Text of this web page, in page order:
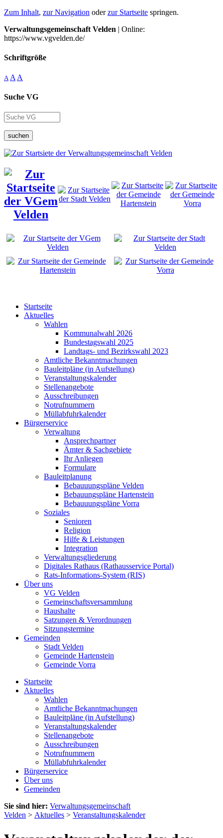
Zum Inhalt, zur Navigation oderzur Startseite springen.
Verwaltungsgemeinschaft Velden | Online:
https://www.vgvelden.de/
Schriftgröße
A A A
Suche VG
suchen
Startseite
Aktuelles
Wahlen
Kommunalwahl 2026
Bundestagswahl 2025
Landtags- und Bezirkswahl 2023
Amtliche Bekanntmachungen
Bauleitpläne (in Aufstellung)
Veranstaltungskalender
Stellenangebote
Ausschreibungen
Notrufnummern
Müllabfuhrkalender
Bürgerservice
Verwaltung
Ansprechpartner
Ämter & Sachgebiete
Ihr Anliegen
Formulare
Bauleitplanung
Bebauuungspläne Velden
Bebauungspläne Hartenstein
Bebauuungspläne Vorra
Soziales
Senioren
Religion
Hilfe & Leistungen
Integration
Verwaltungsgliederung
Digitales Rathaus (Rathausservice Portal)
Rats-Informations-System (RIS)
Über uns
VG Velden
Gemeinschaftsversammlung
Haushalte
Satzungen & Verordnungen
Sitzungstermine
Gemeinden
Stadt Velden
Gemeinde Hartenstein
Gemeinde Vorra
Startseite
Aktuelles
Wahlen
Amtliche Bekanntmachungen
Bauleitpläne (in Aufstellung)
Veranstaltungskalender
Stellenangebote
Ausschreibungen
Notrufnummern
Müllabfuhrkalender
Bürgerservice
Über uns
Gemeinden
Sie sind hier: Verwaltungsgemeinschaft
Velden > Aktuelles > Veranstaltungskalender